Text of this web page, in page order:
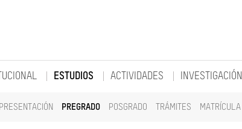
ESTUDIOS
PRESENTACIÓN PREGRADO POSGRADO TRÁMITES MATRÍCULA
ACTIVIDADES INVESTIGACIÓN